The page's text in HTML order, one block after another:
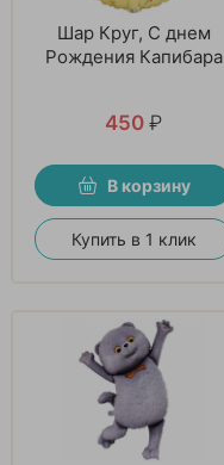
Шар Круг, С днем
Рождения Капибара
450 ₽
В корзину
Купить в 1 клик